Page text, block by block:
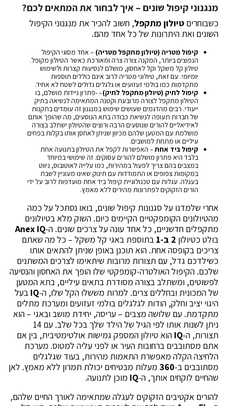
מנגנוני קיפול שונים – איך לבחור את המתאים לכם?
כשבוחרים טיולון מתקפל, חשוב להכיר את מנגנוני הקיפול
השונים ואת היתרונות של כל אחד מהם.
קיפול מטריה (טיולון מתקפל מטריה) – אחד מסוגי הקיפול
הנפוצים ביותר, המקנה צורה צרה ומאורכת כאשר הטיולון מקופל.
טיולון קל משקל וקל לאחסון, מושלם לנסיעות קצרות ולשימוש
יומיומי. עם זאת, טיולוני מטריה לרוב אינם כוללים תוספות
מתקדמות כמו בולמי זעזועים או גלגלים גדולים לשטח לא אחיד.
קיפול לתיק (טיולוןמתקפל לתיק)– -פתרון ניידות מושלם, בו
הטיולון מתקפל לצורה מרובעת וקטנה המתאימה לנשיאה בתיק
ייעודי. רבים מהדגמים שעושים שימוש במנגנון זה עומדים בתקנות
של חברות תעופה לנשיאת כבודה בתא הנוסעים, מה שהופך אותם
לאידיאליים להורים שנוסעים הרבה ורוצים שהטיולון ישתלב בצורה
מושלמת עם המטען שלהם מכיוון שניתן לאחסן אותו בקלות בפחים
עיליים או מתחת למושבים.
קיפול ביד אחת– האפשרות לקפל את הטיולון בתנועה אחת
בלבד היא פתרון מושלם להורים עסוקים. זה שימושי במיוחד
במצבים בהם צריך לפעול במהירות, כמו עלייה לאוטובוס, ניווט
במקומות צפופים או התמודדות עם תינוק שאינו מעוניין לשבת
בעגלה. עגלות עם טכנולוגיית קיפול ביד אחת מועדפות לרוב על ידי
הורים הזקוקים לפתרונות מהירים ללא מאמץ.
אחרי שלמדנו על סגנונות קיפול שונים, בואו נסתכל על כמה
מהטיולונים הקומפקטיים הקיימים כיום. השוק מלא בטיולונים
מתקפלים חדשניים, כל אחד עונה על צרכים שונים. ה-Anex IQ
בולט כטיולון 2 ב-1
בתוספת באגי קל משקל – כל מה שאתם
צריכים בקופסה אחת. הוא תוכנן באופן שניתן להתאים אותו
כשילדכם גדל, עם תצורות מרובות שיתאימו לצרכים המשתנים
שלכם. הקיפול האולטרה-קומפקטי שלו הופך את האחסון והנסיעה
לפשוטים, ומשתלב בצורה מסודרת בתאים עיליים, בתא המטען
של המכונית ובחללים צרים. למרות מששלו הקל שלו, ה-IQ בעל
היגוי יציב וחלק, הודות לגלגלים בולמי זעזועים ומערכת מתלים
מתקדמת. עם שלושה מצבים – עריסה, יחידת מושב ובאגי – הוא
ניתן לשנות אותו לפי הגיל של הילד שלך בכל שלב. עם 14
תצורות, ה-IQ הוא טיולון המספק גמישות אולטימטיבית, בין אם
אתם מסתובבים ברחובות העיר או לפני עליה למטוס. מערכת
הלחיצה הקלה מאפשרת התאמות מהירות, בעוד שגלגלים
מסתובבים ב-360 מעלות מבטיחים יכולת תמרון ללא מאמץ. לאן
שהחיים לוקחים אותך, ה-IQ מוכן לתנועה.
להורים אקטיבים הזקוקים לעגלה שמתאימה לאורך החיים שלהם,